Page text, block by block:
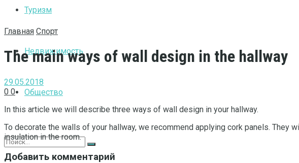
Туризм
Недвижимость
Общество
Главная Спорт
The main ways of wall design in the hallway
29.05.2018
0 0
In this article we will describe three ways of wall design in your hallway.
To decorate the walls of your hallway, we recommend applying cork panels.
insulation in the room.
Добавить комментарий